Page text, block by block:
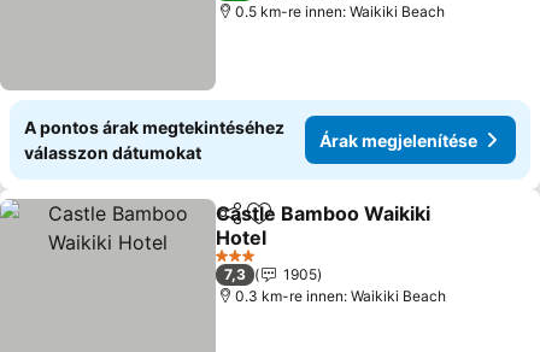
0.5 km-re innen: Waikiki Beach
A pontos árak megtekintéséhez
válasszon dátumokat
Árak megjelenítése
Megosztás
Hozzáadás a kedvencekhez
Castle Bamboo Waikiki
Hotel
Árak megjelenítése
3 Kategória
7,3
1905
0.3 km-re innen: Waikiki Beach